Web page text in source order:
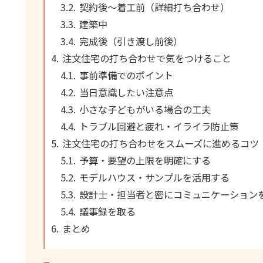
契約後～着工前（詳細打ち合わせ）
建築中
完成後（引き渡し前後）
注文住宅の打ち合わせで気をつけること
事前準備でのポイント
当日意識したい注意点
小さな子どもがいる場合の工夫
トラブル回避と疲れ・イライラ防止策
注文住宅の打ち合わせをスムーズに進めるコツ
予算・要望の上限を明確にする
モデルハウス・サンプルを活用する
設計士・担当者と密にコミュニケーション
議事録を取る
まとめ